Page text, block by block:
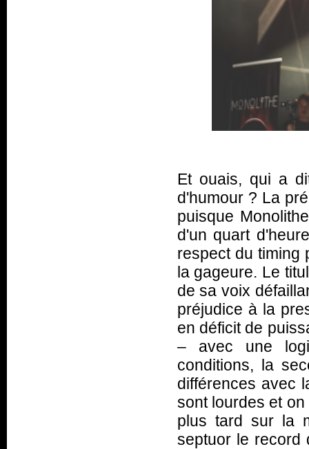
Et ouais, qui a
d'humour ? La
puisque
d'un quart
respect du timing
la gageure. Le
de sa voix
préjudice à la
en déficit de
– avec une
conditions, la
différences avec
sont lourdes et
plus tard sur la
septuor le record